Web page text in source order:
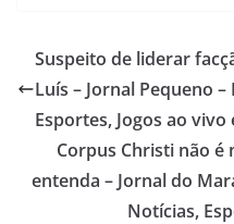
Suspeito de liderar
Luís – Jornal Pequeno
Esportes, Jogos ao vivo
Corpus Christi não
entenda – Jornal do
Notícias,